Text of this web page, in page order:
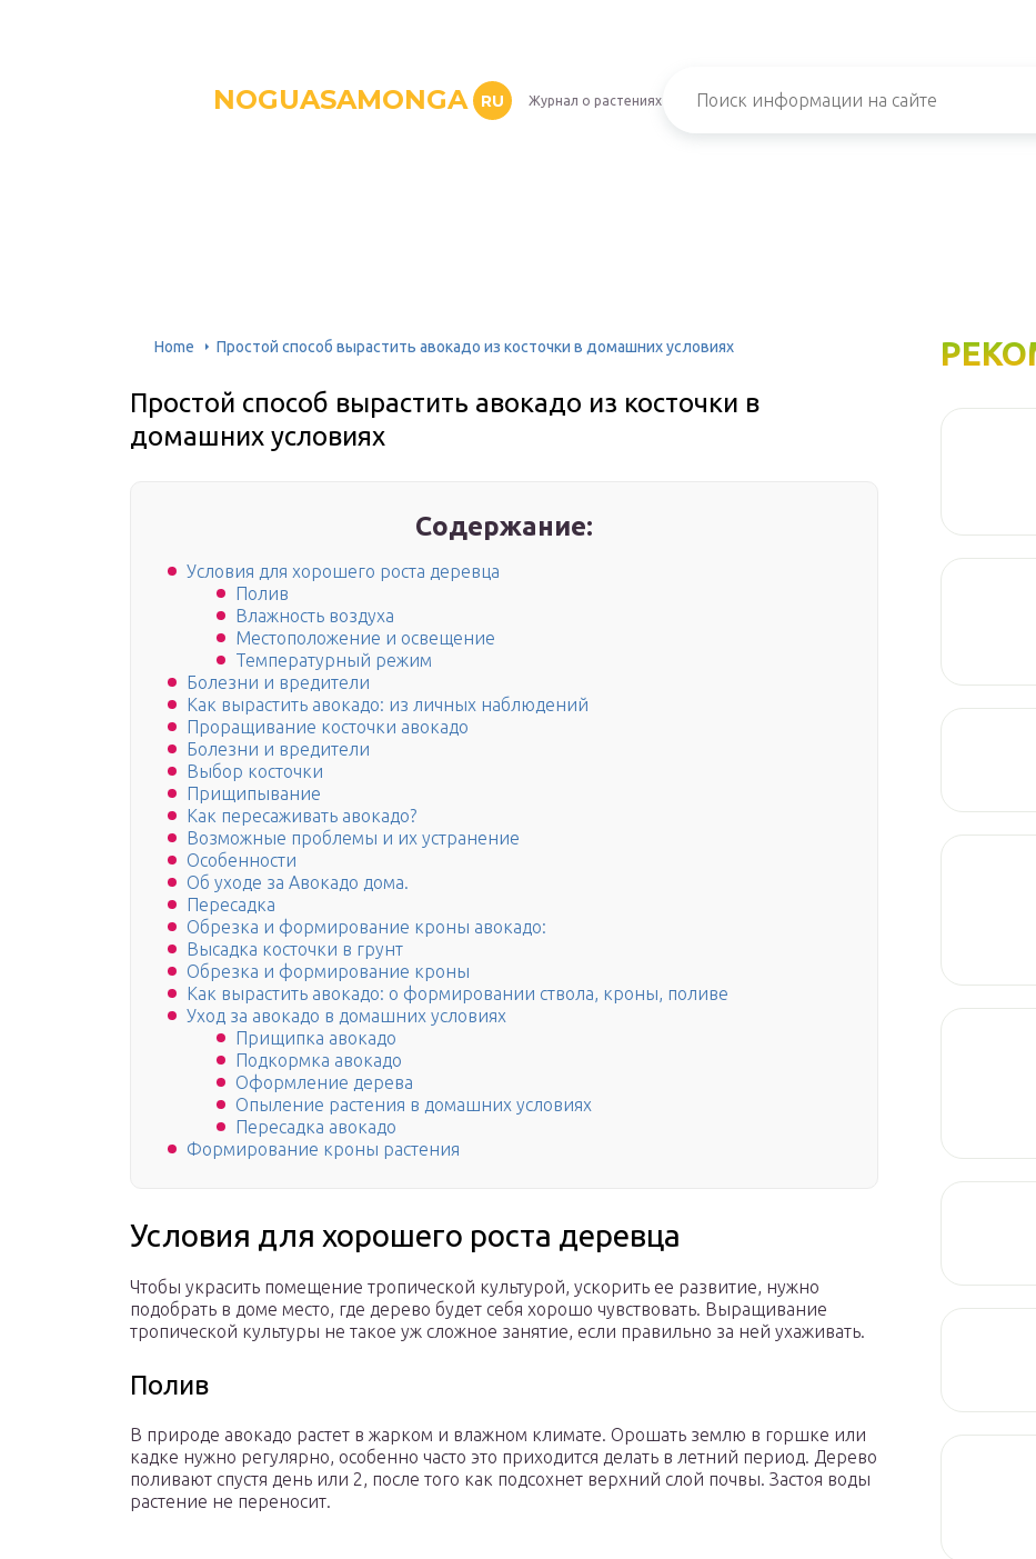
NOGUASAMONGA RU Журнал о растениях
Home Простой способ вырастить авокадо из косточки в домашних условиях
Простой способ вырастить авокадо из косточки в
домашних условиях
Содержание:
Условия для хорошего роста деревца
Полив
Влажность воздуха
Местоположение и освещение
Температурный режим
Болезни и вредители
Как вырастить авокадо: из личных наблюдений
Проращивание косточки авокадо
Болезни и вредители
Выбор косточки
Прищипывание
Как пересаживать авокадо?
Возможные проблемы и их устранение
Особенности
Об уходе за Авокадо дома.
Пересадка
Обрезка и формирование кроны авокадо:
Высадка косточки в грунт
Обрезка и формирование кроны
Как вырастить авокадо: о формировании ствола, кроны, поливе
Уход за авокадо в домашних условиях
Прищипка авокадо
Подкормка авокадо
Оформление дерева
Опыление растения в домашних условиях
Пересадка авокадо
Формирование кроны растения
Условия для хорошего роста деревца
Чтобы украсить помещение тропической культурой, ускорить ее развитие, нужно
подобрать в доме место, где дерево будет себя хорошо чувствовать. Выращивание
тропической культуры не такое уж сложное занятие, если правильно за ней ухаживать.
Полив
В природе авокадо растет в жарком и влажном климате. Орошать землю в горшке или
кадке нужно регулярно, особенно часто это приходится делать в летний период. Дерево
поливают спустя день или 2, после того как подсохнет верхний слой почвы. Застоя воды
растение не переносит.